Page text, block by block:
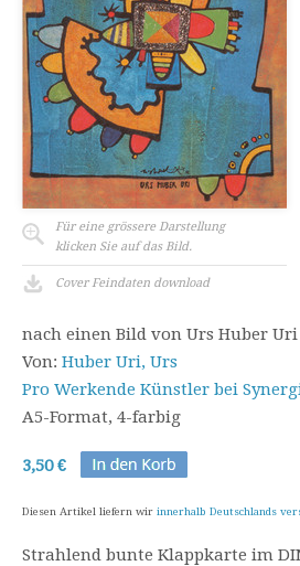
Für eine grössere Darstellung
klicken Sie auf das Bild.
Cover Feindaten download
nach einen Bild von Urs Huber Uri
Von: Huber Uri, Urs
Pro Werkende Künstler bei
A5-Format, 4-farbig
3,50 €
Diesen Artikel liefern wir innerhalb Deutschlands
Strahlend bunte Klappkarte im